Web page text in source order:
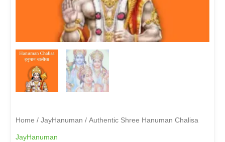
Home / JayHanuman / Authentic Shree Hanuman Chalisa
JayHanuman